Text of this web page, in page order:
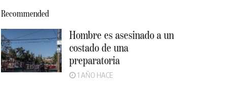
Recommended
Hombre es asesinado a un
costado de una
preparatoria
1 AÑO HACE